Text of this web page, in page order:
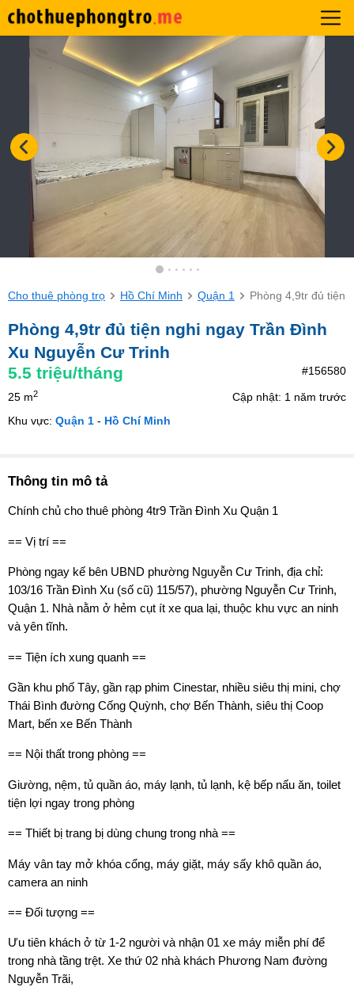
Cho thuê phòng trọ Hồ Chí Minh Quận 1 Phòng 4,9tr đủ tiện
Phòng 4,9tr đủ tiện nghi ngay Trần Đình
Xu Nguyễn Cư Trinh
5.5 triệu/tháng #156580
25 m2
Cập nhật: 1 năm trước
Khu vực: Quận 1 - Hồ Chí Minh
Thông tin mô tả
Chính chủ cho thuê phòng 4tr9 Trần Đình Xu Quận 1
== Vị trí ==
Phòng ngay kế bên UBND phường Nguyễn Cư Trinh, địa chỉ:
103/16 Trần Đình Xu (số cũ) 115/57), phường Nguyễn Cư Trinh,
Quận 1. Nhà nằm ở hẻm cụt ít xe qua lại, thuộc khu vực an ninh
và yên tĩnh.
== Tiện ích xung quanh ==
Gần khu phố Tây, gần rạp phim Cinestar, nhiều siêu thị mini, chợ
Thái Bình đường Cống Quỳnh, chợ Bến Thành, siêu thị Coop
Mart, bến xe Bến Thành
== Nội thất trong phòng ==
Giường, nệm, tủ quần áo, máy lạnh, tủ lạnh, kệ bếp nấu ăn, toilet
tiện lợi ngay trong phòng
== Thiết bị trang bị dùng chung trong nhà ==
Máy vân tay mở khóa cổng, máy giặt, máy sấy khô quần áo,
camera an ninh
== Đối tượng ==
Ưu tiên khách ở từ 1-2 người và nhận 01 xe máy miễn phí để
trong nhà tầng trệt. Xe thứ 02 nhà khách Phương Nam đường
Nguyễn Trãi,